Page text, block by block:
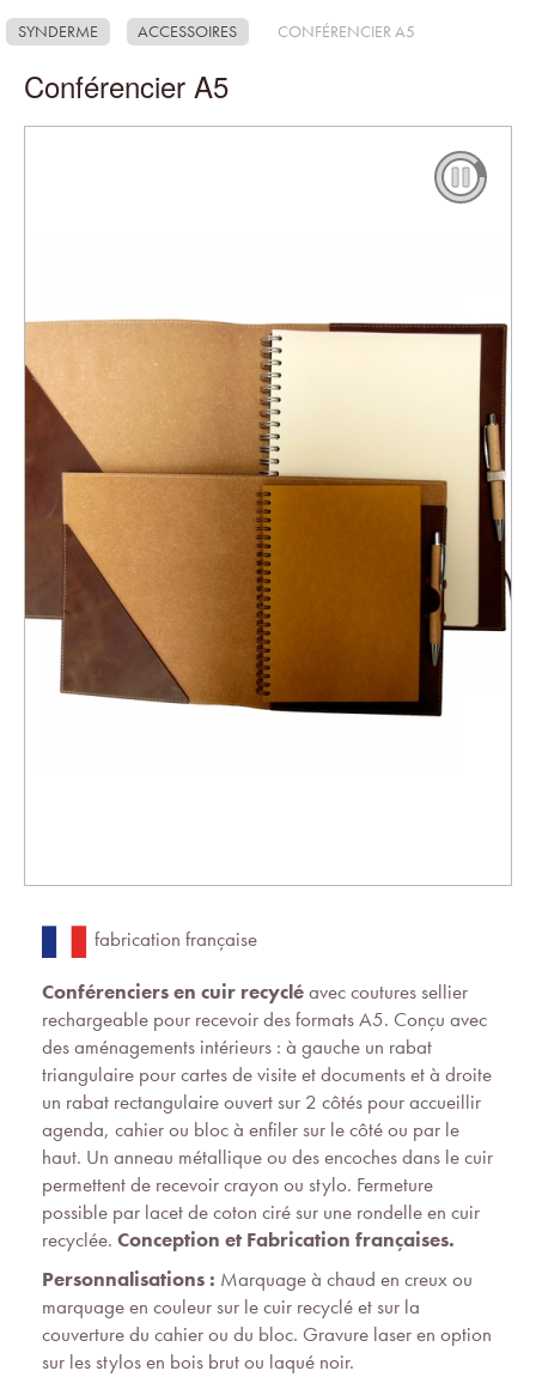
SYNDERME ACCESSOIRES CONFÉRENCIER A5
Conférencier A5
fabrication française
Conférenciers en cuir recycléavec coutures sellier
rechargeable pour recevoir des formats A5. Conçu avec
des aménagements intérieurs : à gauche un rabat
triangulaire pour cartes de visite et documents et à droite
un rabat rectangulaire ouvert sur 2 côtés pour accueillir
agenda, cahier ou bloc à enfiler sur le côté ou par le
haut. Un anneau métallique ou des encoches dans le cuir
permettent de recevoir crayon ou stylo. Fermeture
possible par lacet de coton ciré sur une rondelle en cuir
recyclée. Conception et Fabrication françaises.
Personnalisations : Marquage à chaud en creux ou
marquage en couleur sur le cuir recyclé et sur la
couverture du cahier ou du bloc. Gravure laser en option
sur les stylos en bois brut ou laqué noir.